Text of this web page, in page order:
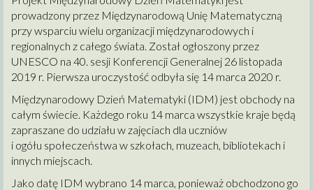
prowadzony przez Międzynarodową Unię Matematyczną
przy wsparciu wielu organizacji międzynarodowych i
regionalnych z całego świata. Został ogłoszony przez
UNESCO na 40. sesji Konferencji Generalnej 26 listopada
2019 r. Pierwsza uroczystość odbyła się 14 marca 2020 r.
Międzynarodowy Dzień Matematyki (IDM) jest obchody na
całym świecie. Każdego roku 14 marca wszystkie kraje będą
zapraszane do udziału w zajęciach dla uczniów
i ogółu społeczeństwa w szkołach, muzeach, bibliotekach i
innych miejscach.
Jako datę IDM wybrano 14 marca, ponieważ obchodzono go